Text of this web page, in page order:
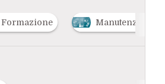
Formazione Manutenzione